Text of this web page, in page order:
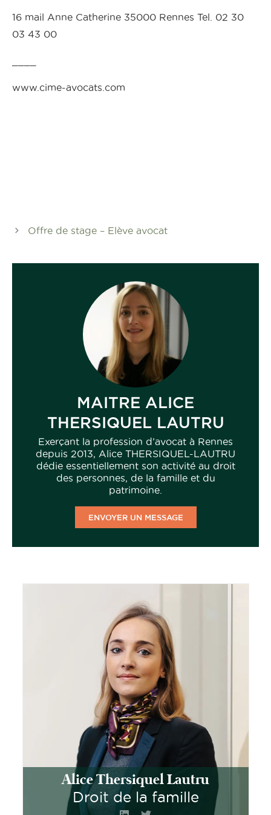
16 mail Anne Catherine 35000 Rennes Tel. 02 30
03 43 00
www.cime-avocats.com
Offre de stage – Elève avocat
MAITRE ALICE
THERSIQUEL LAUTRU
Exerçant la profession d’avocat à Rennes
depuis 2013, Alice THERSIQUEL-LAUTRU
dédie essentiellement son activité au droit
des personnes, de la famille et du
patrimoine.
ENVOYER UN MESSAGE
Alice Thersiquel Lautru
Droit de la famille